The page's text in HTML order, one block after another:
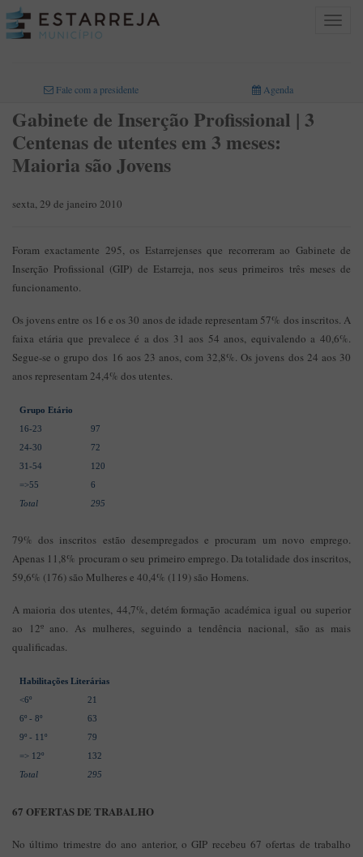
Toggle
Fale com a presidente Agenda
Gabinete de Inserção Profissional | 3
Centenas de utentes em 3 meses:
Maioria são Jovens
sexta, 29 de janeiro 2010
Foram exactamente 295, os Estarrejenses que recorreram ao Gabinete de
Inserção Profissional (GIP) de Estarreja, nos seus primeiros três meses de
funcionamento.
Os jovens entre os 16 e os 30 anos de idade representam 57% dos inscritos. A
faixa etária que prevalece é a dos 31 aos 54 anos, equivalendo a 40,6%.
Segue-se o grupo dos 16 aos 23 anos, com 32,8%. Os jovens dos 24 aos 30
anos representam 24,4% dos utentes.
Grupo Etário
16-23 97
24-30 72
31-54 120
=>55 6
Total 295
79% dos inscritos estão desempregados e procuram um novo emprego.
Apenas 11,8% procuram o seu primeiro emprego. Da totalidade dos inscritos,
59,6% (176) são Mulheres e 40,4% (119) são Homens.
A maioria dos utentes, 44,7%, detém formação académica igual ou superior
ao 12º ano. As mulheres, seguindo a tendência nacional, são as mais
qualificadas.
Habilitações Literárias
<6º 21
6º - 8º 63
9º - 11º 79
=> 12º 132
Total 295
67 OFERTAS DE TRABALHO
No último trimestre do ano anterior, o GIP recebeu 67 ofertas de trabalho